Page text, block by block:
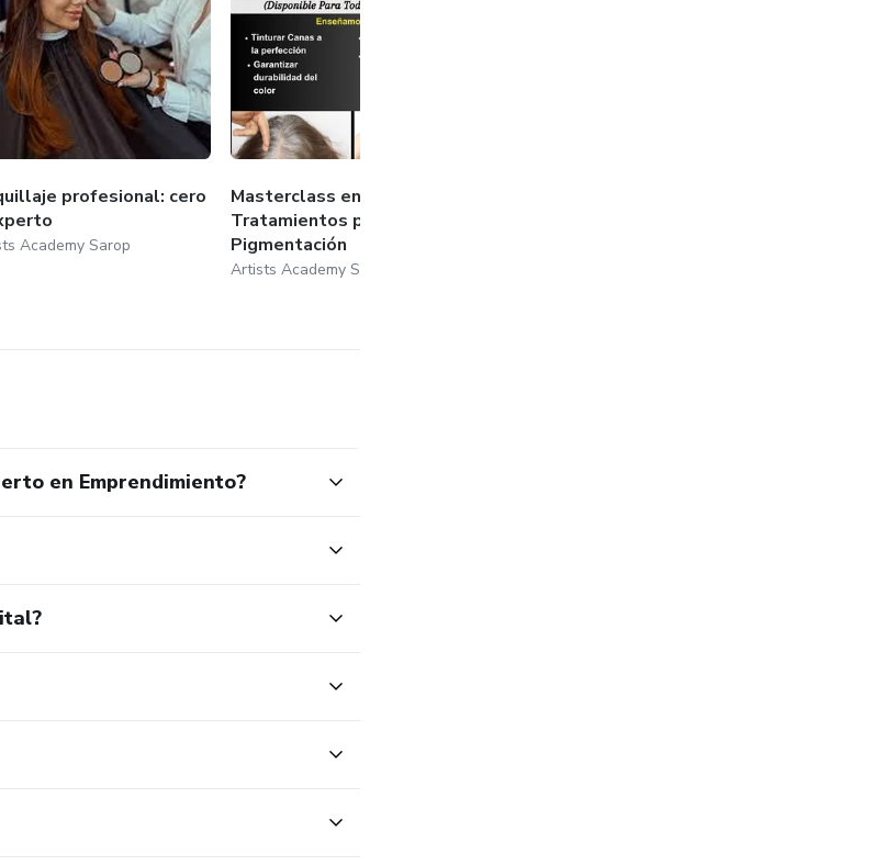
profesional: cero
Academy Sarop
Masterclass en
Tratamientos para Canas y
Pigmentación
Artists Academy Sarop
en Emprendimiento?